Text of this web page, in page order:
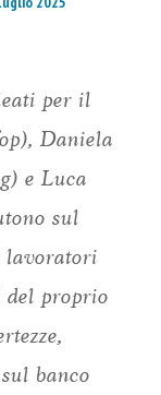
per il
Daniela
e Luca
sul
lavoratori
del proprio
banco